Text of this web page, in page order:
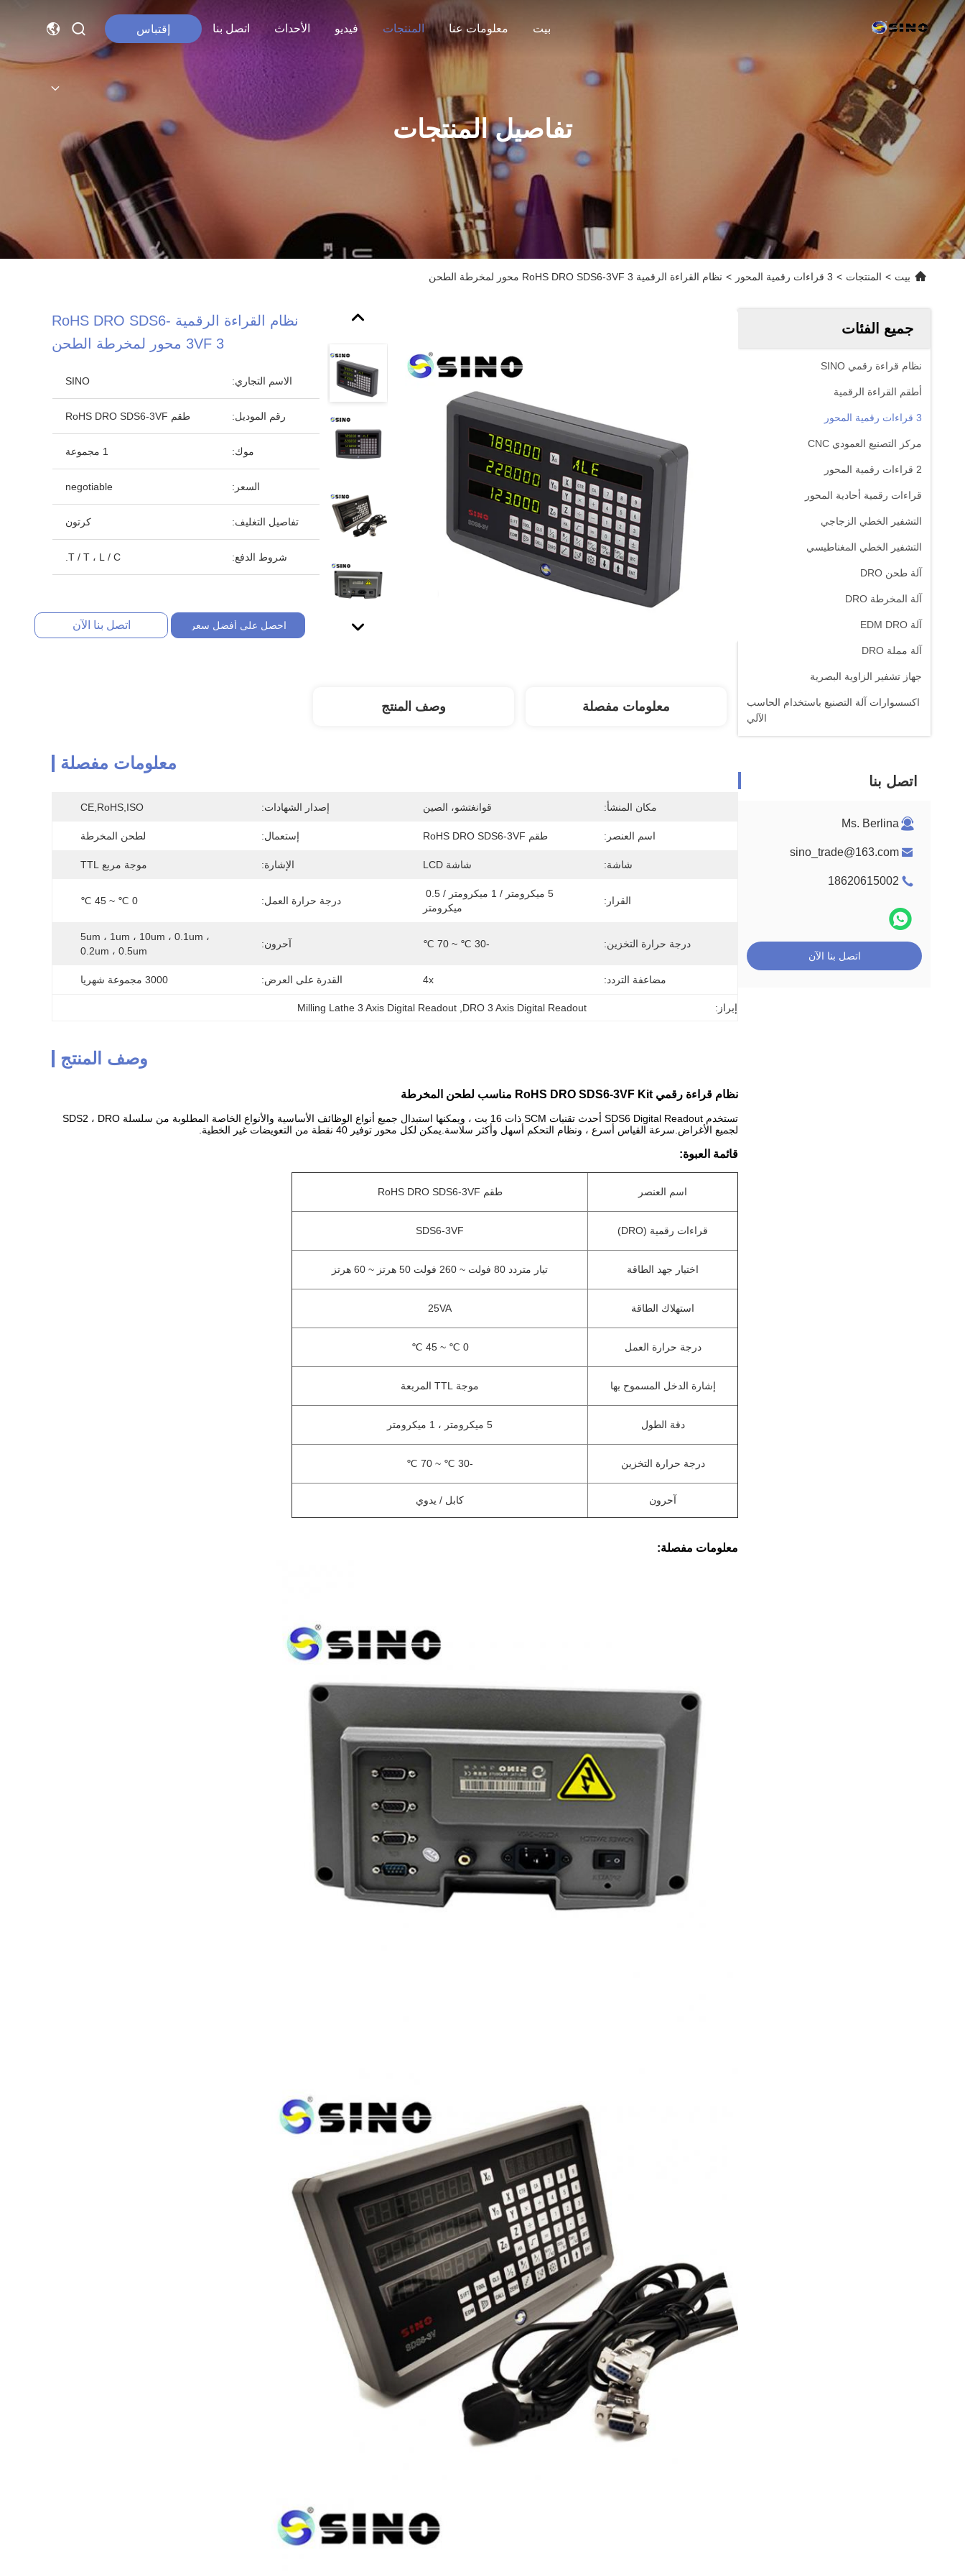
بيت معلومات عنا المنتجات فيديو الأحداث اتصل بنا إقتباس
تفاصيل المنتجات
بيت > المنتجات > 3 قراءات رقمية المحور > نظام القراءة الرقمية RoHS DRO SDS6-3VF 3 محور لمخرطة الطحن
جميع الفئات
نظام قراءة رقمي SINO
أطقم القراءة الرقمية
3 قراءات رقمية المحور
مركز التصنيع العمودي CNC
2 قراءات رقمية المحور
قراءات رقمية أحادية المحور
التشفير الخطي الزجاجي
التشفير الخطي المغناطيسي
آلة طحن DRO
آلة المخرطة DRO
آلة EDM DRO
آلة مملة DRO
جهاز تشفير الزاوية البصرية
اكسسوارات آلة التصنيع باستخدام الحاسب
الآلي
اتصل بنا
Ms. Berlina
sino_trade@163.com
18620615002
اتصل بنا الآن
نظام القراءة الرقمية RoHS DRO SDS6-
3VF 3 محور لمخرطة الطحن
الاسم التجاري: SINO
رقم الموديل: طقم RoHS DRO SDS6-3VF
موك: 1 مجموعة
السعر: negotiable
تفاصيل التغليف: كرتون
شروط الدفع: T / T ، L / C.
احصل على أفضل سعر اتصل بنا الآن
معلومات مفصلة وصف المنتج
معلومات مفصلة
مكان المنشأ: قوانغتشو، الصين إصدار الشهادات: CE,RoHS,ISO
اسم العنصر: طقم RoHS DRO SDS6-3VF إستعمال: لطحن المخرطة
شاشة: شاشة LCD الإشارة: موجة مربع TTL
القرار:
ميكرومتر
درجة حرارة العمل: 0 ℃ ~ 45 ℃
درجة حرارة التخزين: -30 ℃ ~ 70 ℃ آحرون:
5um ، 1um ، 10um ، 0.1um ،
0.2um ، 0.5um
مضاعفة التردد: 4x القدرة على العرض: 3000 مجموعة شهريا
إبراز: DRO 3 Axis Digital Readout
,
Milling Lathe 3 Axis Digital Readout
وصف المنتج
نظام قراءة رقمي RoHS DRO SDS6-3VF Kit مناسب لطحن المخرطة
تستخدم SDS6 Digital Readout أحدث تقنيات SCM ذات 16 بت ، ويمكنها استبدال جميع أنواع الوظائف الأساسية والأنواع الخاصة المطلوبة من سلسلة SDS2 ، DRO
لجميع الأغراض.سرعة القياس أسرع ، ونظام التحكم أسهل وأكثر سلاسة.يمكن لكل محور توفير 40 نقطة من التعويضات غير الخطية.
قائمة العبوة:
اسم العنصر طقم RoHS DRO SDS6-3VF
قراءات رقمية (DRO) SDS6-3VF
اختيار جهد الطاقة تيار متردد 80 فولت ~ 260 فولت 50 هرتز ~ 60 هرتز
استهلاك الطاقة 25VA
درجة حرارة العمل 0 ℃ ~ 45 ℃
إشارة الدخل المسموح بها موجة TTL المربعة
دقة الطول 5 ميكرومتر ، 1 ميكرومتر
درجة حرارة التخزين -30 ℃ ~ 70 ℃
آحرون كابل / يدوي
معلومات مفصلة: